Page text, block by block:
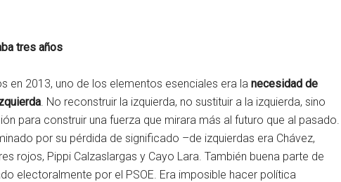
tres años
en 2013, uno de los elementos esenciales era la necesidad de
. No reconstruir la izquierda, no sustituir a la izquierda, sino
para construir una fuerza que mirara más al futuro que al pasado.
por su pérdida de significado –de izquierdas era Chávez,
rojos, Pippi Calzaslargas y Cayo Lara. También buena parte de
electoralmente por el PSOE. Era imposible hacer política